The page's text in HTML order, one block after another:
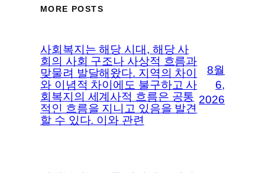
MORE POSTS
사회복지는 해당 시대, 해당 사
회의 사회 구조나 사상적 흐름과
맞물려 발달해왔다. 지역의 차이
와 이념적 차이에도 불구하고 사
회복지의 세계사적 흐름은 공통
적인 흐름을 지니고 있음을 발견
할 수 있다. 이와 관련
8월
6,
2026